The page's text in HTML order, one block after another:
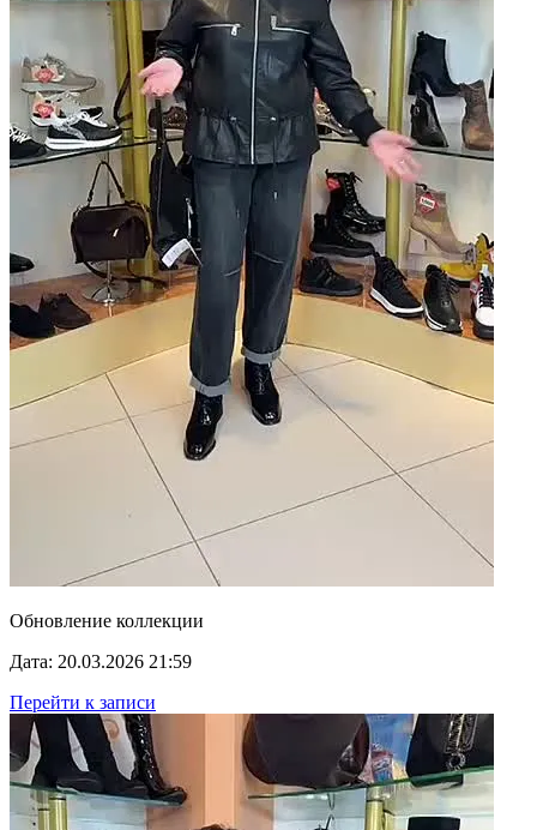
Обновление коллекции
Дата: 20.03.2026 21:59
Перейти к записи